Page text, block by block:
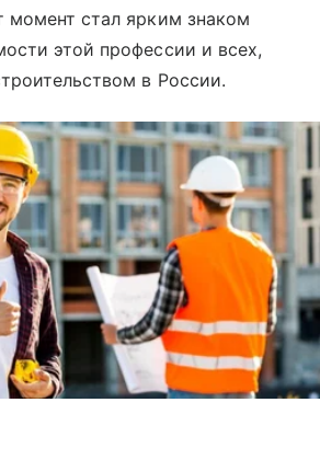
момент стал ярким знаком
этой профессии и всех,
в России.